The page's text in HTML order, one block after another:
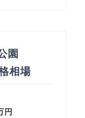
園
相場
円